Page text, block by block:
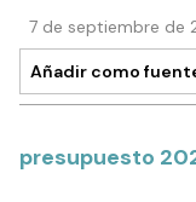
7 de septiembre de
Añadir como
presupuesto